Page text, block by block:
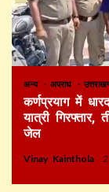
अन्य अपराध
कर्णप्रयाग में
यात्री गिरफ्तार,
जेल
Vinay Kainthola